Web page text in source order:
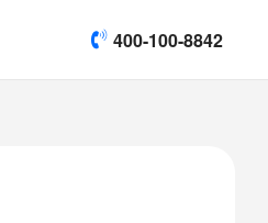
400-100-8842